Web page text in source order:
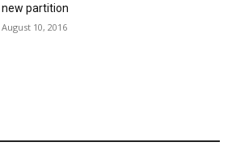
new partition
August 10, 2016